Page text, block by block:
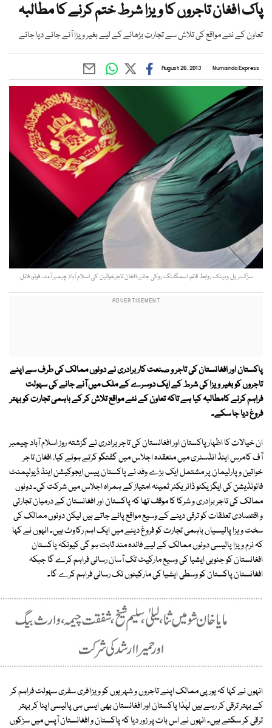
پاک افغان تاجروں کا ویزا شرط ختم کرنے کا مطالبہ
تعاون کے نئے مواقع کی تلاش سے تجارت بڑھانے کے لیے بغیر ویزا آنے جانے دیا جائے
Numainda Express
August 26, 2013
سڑک،ریل وبینک روابط قائم، اسمگلنگ روکی جائے،افغان تاجرخواتین کی اسلام آباد چیمبر آمد۔ فوٹو: فائل
پاکستان اور افغانستان کی تاجر و صنعت کار برادری نے دونوں ممالک کی طرف سے اپنے
تاجروں کو بغیر ویزا کی شرط کے ایک دوسرے کے ملک میں آنے جانے کی سہولت
فراہم کرنے کامطالبہ کیا ہے تاکہ تعاون کے نئے مواقع تلاش کر کے باہمی تجارت کو بہتر
فروغ دیا جا سکے۔
ان خیالات کا اظہار پاکستان اور افغانستان کی تاجر برادری نے گزشتہ روز اسلام آباد چیمبر
آف کامرس اینڈ انڈسٹری میں منعقدہ اجلاس میں گفتگو کرتے ہوئے کیا، افغان تاجر
خواتین و پارلیمان پر مشتمل ایک بڑے وفد نے پاکستان پیس ایجوکیشن اینڈ ڈیولپمنٹ
فائونڈیشن کی ایگزیکٹو ڈائریکٹر ثمینہ امتیاز کے ہمراہ اجلاس میں شرکت کی۔ دونوں
ممالک کی تاجر برادری و شرکا کا موقف تھا کہ پاکستان اور افغانستان کے درمیان تجارتی
و اقتصادی تعلقات کو ترقی دینے کے وسیع مواقع پائے جاتے ہیں لیکن دونوں ممالک کی
سخت ویزا پالیسیاں باہمی تجارت کو فروغ دینے میں ایک اہم رکاوٹ ہیں۔ انہوں نے کہا
کہ نرم ویزا پالیسی دونوں ممالک کے لیے فائدہ مند ثابت ہو گی کیونکہ پاکستان
افغانستان کو جنوبی ایشیا کی وسیع مارکیٹ تک آسان رسائی فراہم کرے گا جبکہ
افغانستان پاکستان کو وسطی ایشیا کی مارکیٹوں تک رسائی فراہم کرے گا۔
انہوں نے کہا کہ یورپی ممالک اپنے تاجروں و شہریوں کو ویزا فری سفری سہولت فراہم کر
کے بہتر ترقی کر رہے ہیں لہٰذا پاکستان اور افغانستان بھی ایسی ہی پالیسی اپنا کر بہتر
ترقی کر سکتے ہیں۔ انہوں نے اس بات پر زور دیا کہ پاکستان و افغانستان آپس میں سڑکوں